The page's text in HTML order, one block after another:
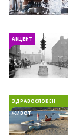
АКЦЕНТ
ЗДРАВОСЛОВЕН
ЖИВОТ